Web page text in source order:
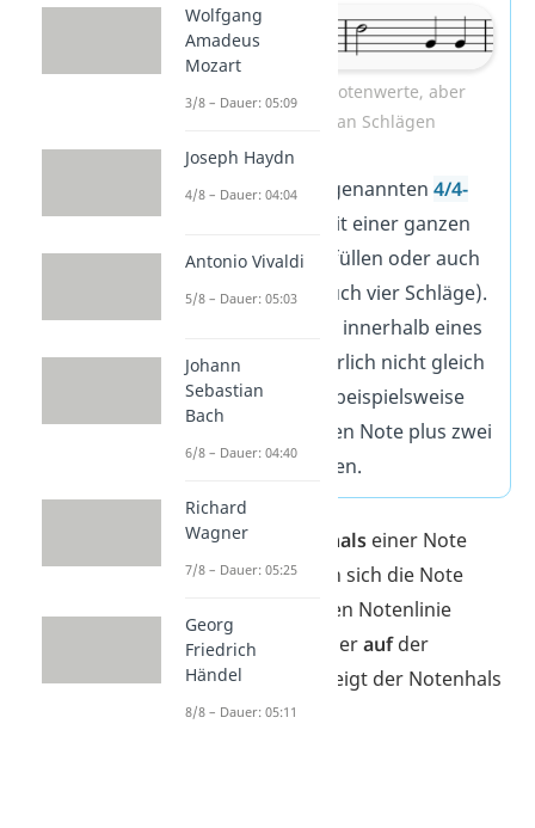
Unterschiedliche Notenwerte, aber
gleiche Anzahl an Schlägen
Du kannst einen sogenannten 4/4-
Takt
zum Beispiel mit einer ganzen
Note (vier Schläge) füllen oder auch
vier Viertelnoten (auch vier Schläge).
Die einzelnen Noten innerhalb eines
Taktes müssen natürlich nicht gleich
sein: Der Takt kann beispielsweise
auch aus einer halben Note plus zwei
Viertelnoten bestehen.
Übrigens: Der Notenhals einer Note
zeigt nachoben, wenn sich die Note
der mittleren Notenlinie
befindet.Oberhalb oderaufder
mittleren Notenlinie zeigt der Notenhals
dann nachunten.
Wolfgang
Amadeus
Mozart
3/8 – Dauer: 05:09
Joseph Haydn
4/8 – Dauer: 04:04
Antonio Vivaldi
5/8 – Dauer: 05:03
Johann
Sebastian
Bach
6/8 – Dauer: 04:40
Richard
Wagner
7/8 – Dauer: 05:25
Georg
Friedrich
Händel
8/8 – Dauer: 05:11